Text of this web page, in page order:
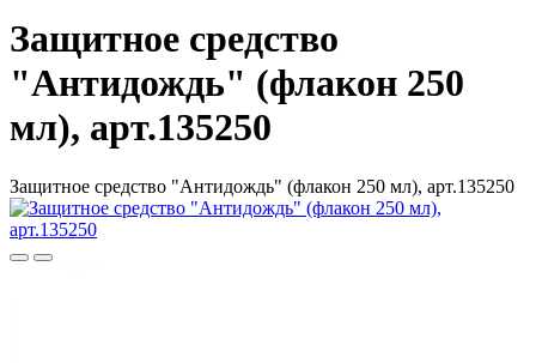
Защитное средство
"Антидождь" (флакон 250
мл), арт.135250
Защитное средство "Антидождь" (флакон 250 мл), арт.135250